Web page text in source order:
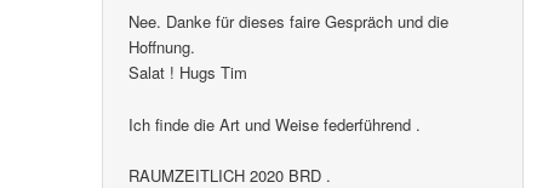
Nee. Danke für dieses faire Gespräch und die
Hoffnung.
Salat ! Hugs Tim
Ich finde die Art und Weise federführend .
RAUMZEITLICH 2020 BRD .